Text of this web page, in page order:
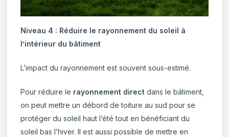
Niveau 4 : Réduire le rayonnement du soleil à
l’intérieur du bâtiment
L’impact du rayonnement est souvent sous-estimé.
Pour réduire le rayonnement direct dans le bâtiment,
on peut mettre un débord de toiture au sud pour se
protéger du soleil haut l’été tout en bénéficiant du
soleil bas l’hiver. Il est aussi possible de mettre en